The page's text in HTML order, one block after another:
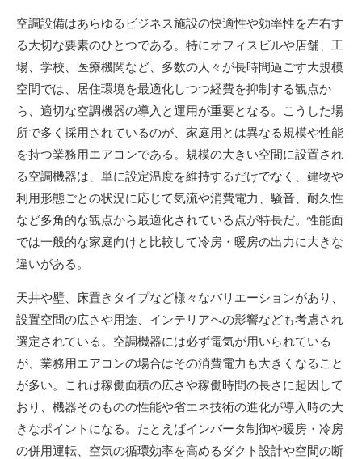
日
空調設備はあらゆるビジネス施設の快適性や効率性を左右す
る大切な要素のひとつである。 特にオフィスビルや店舗、工
場、学校、医療機関など、多数の人々が長時間過ごす大規模
空間では、居住環境を最適化しつつ経費を抑制する観点か
ら、適切な空調機器の導入と運用が重要となる。こうした場
所で多く採用されているのが、家庭用とは異なる規模や性能
を持つ業務用エアコンである。規模の大きい空間に設置され
る空調機器は、単に設定温度を維持するだけでなく、建物や
利用形態ごとの状況に応じて気流や消費電力、騒音、耐久性
など多角的な観点から最適化されている点が特長だ。性能面
では一般的な家庭向けと比較して冷房・暖房の出力に大きな
違いがある。
天井や壁、床置きタイプなど様々なバリエーションがあり、
設置空間の広さや用途、インテリアへの影響なども考慮され
選定されている。空調機器には必ず電気が用いられている
が、業務用エアコンの場合はその消費電力も大きくなること
が多い。これは稼働面積の広さや稼働時間の長さに起因して
おり、機器そのものの性能や省エネ技術の進化が導入時の大
きなポイントになる。たとえばインバータ制御や暖房・冷房
の併用運転、空気の循環効率を高めるダクト設計や空間の断